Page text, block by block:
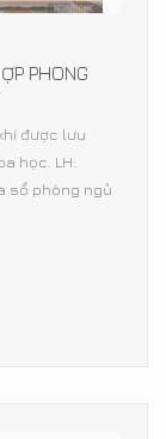
PHONG
được lưu
học. LH:
sổ phòng ngủ